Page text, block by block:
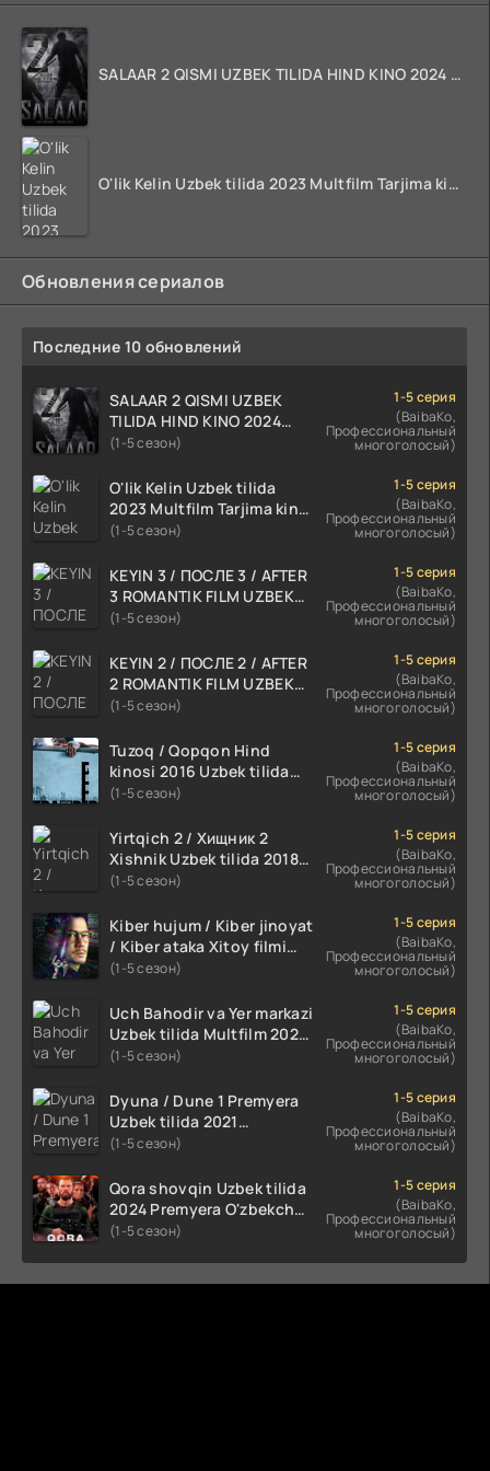
SALAAR 2 QISMI UZBEK TILIDA HIND KINO 2024 TARJIMA 720p HD Skachat
O'lik Kelin Uzbek tilida 2023 Multfilm Tarjima kino skachat
Обновления сериалов
Последние 10 обновлений
SALAAR 2 QISMI UZBEK
TILIDA HIND KINO 2024
TARJIMA 720p HD Skachat
(1-5 сезон)
1-5 серия
(BaibaKo,
Профессиональный
многоголосый)
O'lik Kelin Uzbek tilida
2023 Multfilm Tarjima kino
skachat
(1-5 сезон)
1-5 серия
(BaibaKo,
Профессиональный
многоголосый)
KEYIN 3 / ПОСЛЕ 3 / AFTER
3 ROMANTIK FILM UZBEK
TILIDA 2021 TARJIMA FILM
(1-5 сезон)
1-5 серия
(BaibaKo,
Профессиональный
многоголосый)
KEYIN 2 / ПОСЛЕ 2 / AFTER
2 ROMANTIK FILM UZBEK
TILIDA 2020 TARJIMA FILM
(1-5 сезон)
1-5 серия
(BaibaKo,
Профессиональный
многоголосый)
Tuzoq / Qopqon Hind
kinosi 2016 Uzbek tilida
tarjima film HD
(1-5 сезон)
1-5 серия
(BaibaKo,
Профессиональный
многоголосый)
Yirtqich 2 / Хищник 2
Xishnik Uzbek tilida 2018-
2024 O'zbekcha tarjima
(1-5 сезон)
1-5 серия
(BaibaKo,
Профессиональный
многоголосый)
Kiber hujum / Kiber jinoyat
/ Kiber ataka Xitoy filmi
Uzbek tilida O'zbekcha
HD skachat
(1-5 сезон)
1-5 серия
(BaibaKo,
Профессиональный
многоголосый)
Uch Bahodir va Yer markazi
Uzbek tilida Multfilm 2025
tarjima HD skachat
(1-5 сезон)
1-5 серия
(BaibaKo,
Профессиональный
многоголосый)
Dyuna / Dune 1 Premyera
Uzbek tilida 2021
O'zbekcha tarjima kino HD
(1-5 сезон)
1-5 серия
(BaibaKo,
Профессиональный
многоголосый)
Qora shovqin Uzbek tilida
2024 Premyera O'zbekcha
tarjima kino HD skachat
(1-5 сезон)
1-5 серия
(BaibaKo,
Профессиональный
многоголосый)